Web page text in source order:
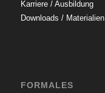
Karriere / Ausbildung
Downloads / Materialien
FORMALES